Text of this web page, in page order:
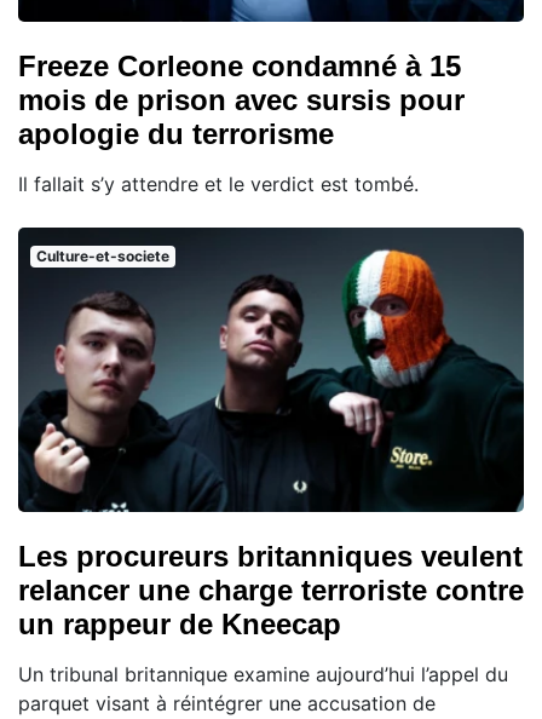
Freeze Corleone condamné à 15
mois de prison avec sursis pour
apologie du terrorisme
Il fallait s’y attendre et le verdict est tombé.
Culture-et-societe
Les procureurs britanniques veulent
relancer une charge terroriste contre
un rappeur de Kneecap
Un tribunal britannique examine aujourd’hui l’appel du
parquet visant à réintégrer une accusation de